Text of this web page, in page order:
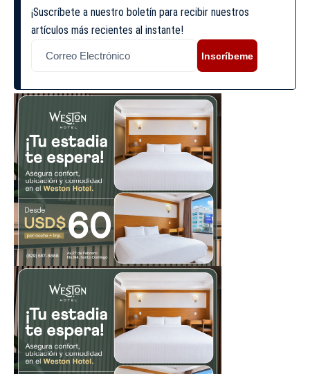
¡Suscríbete a nuestro boletín para recibir nuestros
artículos más recientes al instante!
Inscríbeme